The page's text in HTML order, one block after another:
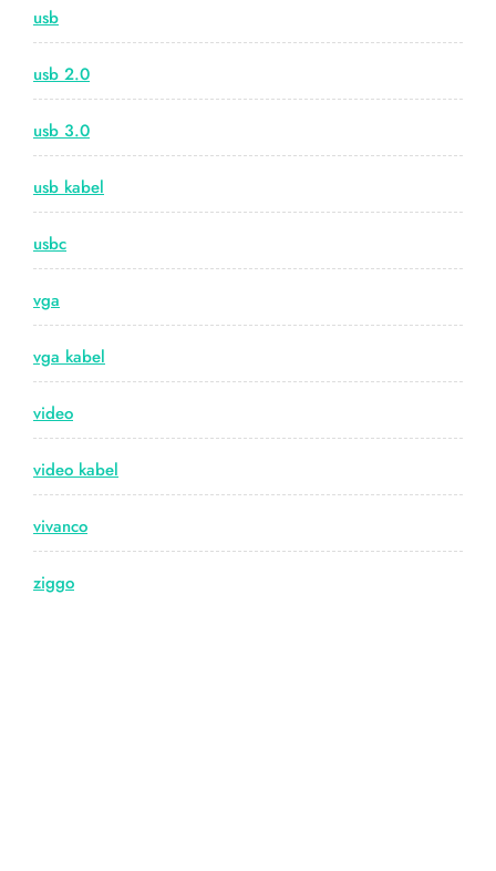
usb
usb 2.0
usb 3.0
usb kabel
usbc
vga
vga kabel
video
video kabel
vivanco
ziggo